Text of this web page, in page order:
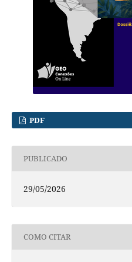
PDF
PUBLICADO
29/05/2026
COMO CITAR